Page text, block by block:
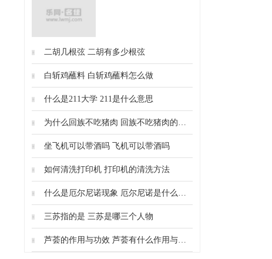
中国最大的淡水湖是鄱阳湖。鄱阳湖古
称为彭蠡、彭蠡泽、彭泽，地处九江、
南昌、上饶三市，是中国第一大淡水
湖，也是中国第二大湖，仅次于青海
二胡几根弦 二胡有多少根弦
白斩鸡蘸料 白斩鸡蘸料怎么做
什么是211大学 211是什么意思
为什么回族不吃猪肉 回族不吃猪肉的原因
坐飞机可以带酒吗 飞机可以带酒吗
如何清洗打印机 打印机的清洗方法
什么是厄尔尼诺现象 厄尔尼诺是什么意思
三苏指的是 三苏是哪三个人物
芦荟的作用与功效 芦荟有什么作用与功效